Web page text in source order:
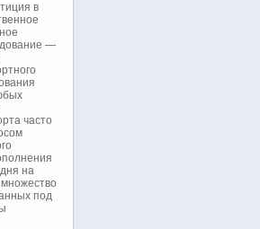
в
—
часто
на
под